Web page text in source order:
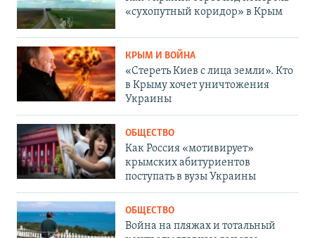
«сухопутный коридор» в Крым
КРЫМ И ВОЙНА
«Стереть Киев с лица земли». Кто
в Крыму хочет уничтожения
Украины
ОБЩЕСТВО
Как Россия «мотивирует»
крымских абитуриентов
поступать в вузы Украины
ОБЩЕСТВО
Война на пляжах и тотальный